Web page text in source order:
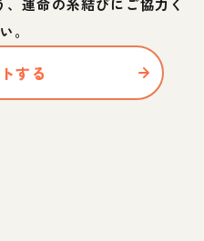
運命の糸結びにご協力く
。
する